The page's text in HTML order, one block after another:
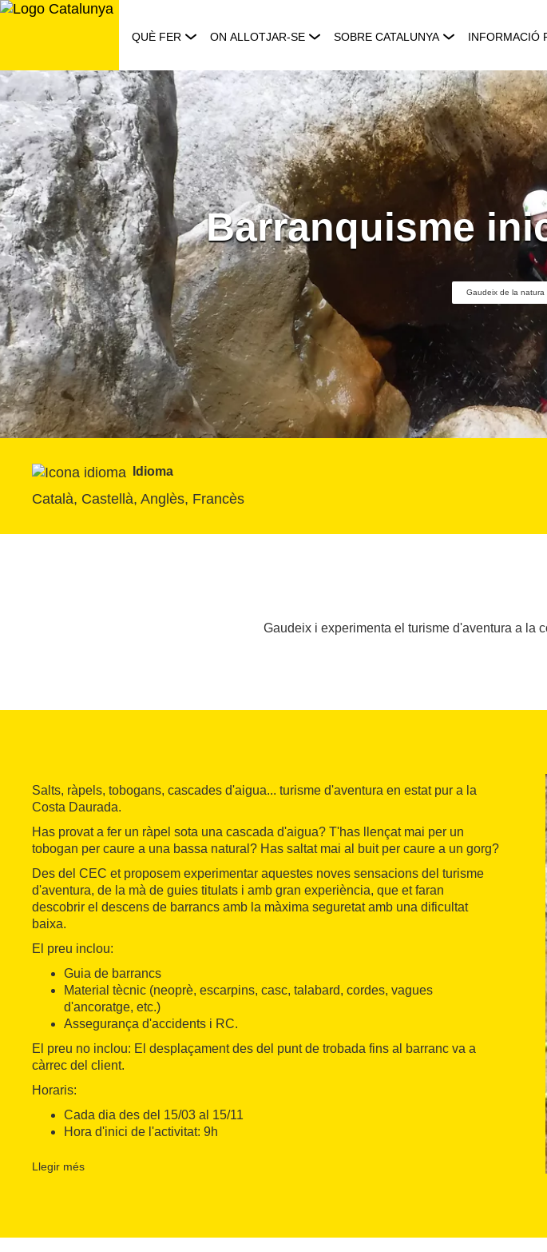
Saltar
QUÈ FER ON ALLOTJAR-SE SOBRE CATALUNYA INFORMACIÓ
Barranquisme
Gaudeix de la natura
Idioma
Català, Castellà, Anglès, Francès
Gaudeix i experimenta el turisme d'aventura a la
Salts, ràpels, tobogans, cascades d'aigua... turisme d'aventura en estat pur a la
Costa Daurada.
Has provat a fer un ràpel sota una cascada d'aigua? T'has llençat mai per un
tobogan per caure a una bassa natural? Has saltat mai al buit per caure a un gorg?
Des del CEC et proposem experimentar aquestes noves sensacions del turisme
d'aventura, de la mà de guies titulats i amb gran experiència, que et faran
descobrir el descens de barrancs amb la màxima seguretat amb una dificultat
baixa.
El preu inclou:
Guia de barrancs
Material tècnic (neoprè, escarpins, casc, talabard, cordes, vagues
d'ancoratge, etc.)
Assegurança d'accidents i RC.
El preu no inclou: El desplaçament des del punt de trobada fins al barranc va a
càrrec del client.
Horaris:
Cada dia des del 15/03 al 15/11
Hora d'inici de l'activitat: 9h
Idiomes: Català, castellà, anglès i francès
tovallola, calçat de recanvi, aigua i quelcom per picar.
Llegir més